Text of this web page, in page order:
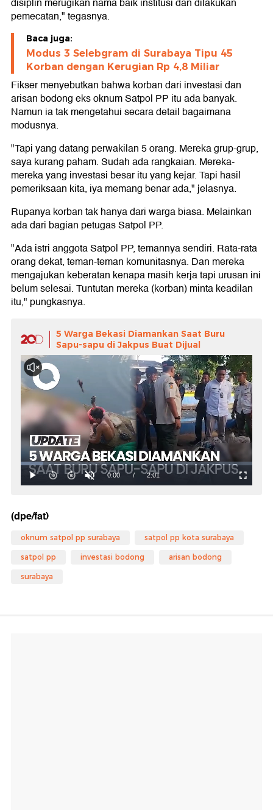
disiplin merugikan nama baik institusi dan dilakukan
pemecatan," tegasnya.
Baca juga:
Modus 3 Selebgram di Surabaya Tipu 45
Korban dengan Kerugian Rp 4,8 Miliar
Fikser menyebutkan bahwa korban dari investasi dan
arisan bodong eks oknum Satpol PP itu ada banyak.
Namun ia tak mengetahui secara detail bagaimana
modusnya.
"Tapi yang datang perwakilan 5 orang. Mereka grup-grup,
saya kurang paham. Sudah ada rangkaian. Mereka-
mereka yang investasi besar itu yang kejar. Tapi hasil
pemeriksaan kita, iya memang benar ada," jelasnya.
Rupanya korban tak hanya dari warga biasa. Melainkan
ada dari bagian petugas Satpol PP.
"Ada istri anggota Satpol PP, temannya sendiri. Rata-rata
orang dekat, teman-teman komunitasnya. Dan mereka
mengajukan keberatan kenapa masih kerja tapi urusan ini
belum selesai. Tuntutan mereka (korban) minta keadilan
itu," pungkasnya.
5 Warga Bekasi Diamankan Saat Buru
Sapu-sapu di Jakpus Buat Dijual
(dpe/fat)
oknum satpol pp surabaya satpol pp kota surabaya
satpol pp investasi bodong arisan bodong
surabaya